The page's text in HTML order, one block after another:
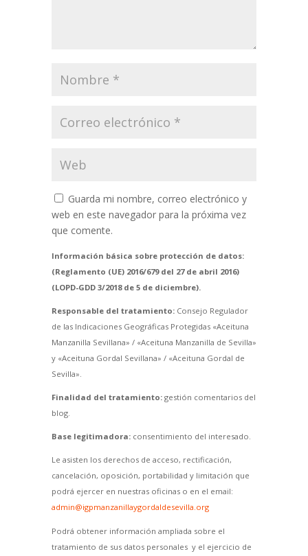
Guarda mi nombre, correo electrónico y
web en este navegador para la próxima vez
que comente.
Información básica sobre protección de datos:
(Reglamento (UE) 2016/679 del 27 de abril 2016)
(LOPD-GDD 3/2018 de 5 de diciembre).
Responsable del tratamiento:Consejo Regulador
de las Indicaciones Geográficas Protegidas «Aceituna
Manzanilla Sevillana» / «Aceituna Manzanilla de Sevilla»
y «Aceituna Gordal Sevillana» / «Aceituna Gordal de
Sevilla».
Finalidad del tratamiento:gestión comentarios del
blog.
Base legitimadora:consentimiento del interesado.
Le asisten los derechos de acceso, rectificación,
cancelación, oposición, portabilidad y limitación que
podrá ejercer en nuestras oficinas o en el email:
admin@igpmanzanillaygordaldesevilla.org
Podrá obtener información ampliada sobre el
tratamiento de sus datos personales y el ejercicio de